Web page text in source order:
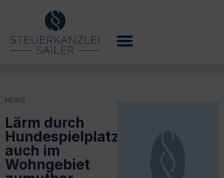
NEWS
Lärm durch
Hundespielplatz
auch im
Wohngebiet